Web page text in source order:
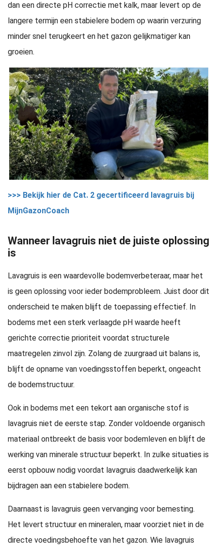
dan een directe pH correctie met kalk, maar levert op de
langere termijn een stabielere bodem op waarin verzuring
minder snel terugkeert en het gazon gelijkmatiger kan
groeien.
>>> Bekijk hier de Cat. 2 gecertificeerd lavagruis bij
MijnGazonCoach
Wanneer lavagruis niet de juiste oplossing
is
Lavagruis is een waardevolle bodemverbeteraar, maar het
is geen oplossing voor ieder bodemprobleem. Juist door dit
onderscheid te maken blijft de toepassing effectief. In
bodems met een sterk verlaagde pH waarde heeft
gerichte correctie prioriteit voordat structurele
maatregelen zinvol zijn. Zolang de zuurgraad uit balans is,
blijft de opname van voedingsstoffen beperkt, ongeacht
de bodemstructuur.
Ook in bodems met een tekort aan organische stof is
lavagruis niet de eerste stap. Zonder voldoende organisch
materiaal ontbreekt de basis voor bodemleven en blijft de
werking van minerale structuur beperkt. In zulke situaties is
eerst opbouw nodig voordat lavagruis daadwerkelijk kan
bijdragen aan een stabielere bodem.
Daarnaast is lavagruis geen vervanging voor bemesting.
Het levert structuur en mineralen, maar voorziet niet in de
directe voedingsbehoefte van het gazon. Wie lavagruis